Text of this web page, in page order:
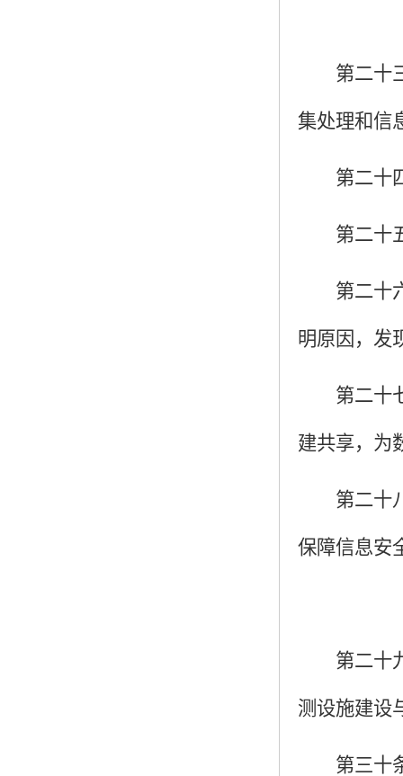
第二十
集处理和信
第二十
第二十
第二十
明原因，发
第二十
建共享，为
第二十
保障信息安
第二十
测设施建设
第三十